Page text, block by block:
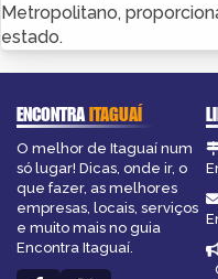
Metropolitano,
estado.
ENCONTRAITAGUAÍ
O melhor de Itaguaí num
só lugar! Dicas, onde ir, o
que fazer, as melhores
empresas, locais, serviços
e muito mais no guia
Encontra Itaguaí.